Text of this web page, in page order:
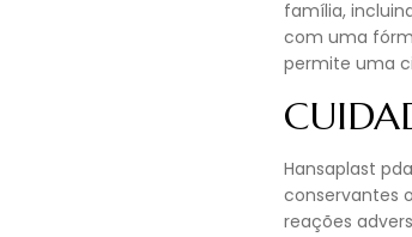
família,
com uma
permite uma
Hansaplast
conservantes
reações